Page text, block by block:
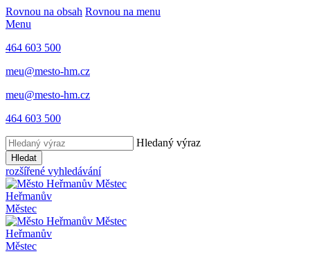
Rovnou na obsah Rovnou na menu
Menu
464 603 500
meu@mesto-hm.cz
meu@mesto-hm.cz
464 603 500
Hledaný výraz
Hledat
rozšířené vyhledávání
Heřmanův
Městec
Heřmanův
Městec